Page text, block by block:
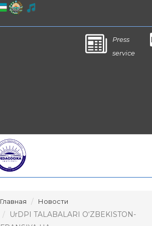
Press
service
Главная Новости
UrDPI TALABALARI O‘ZBEKISTON-